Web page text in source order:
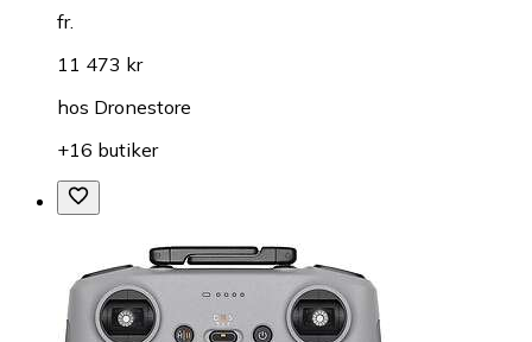
fr.
11 473 kr
hos Dronestore
+16 butiker